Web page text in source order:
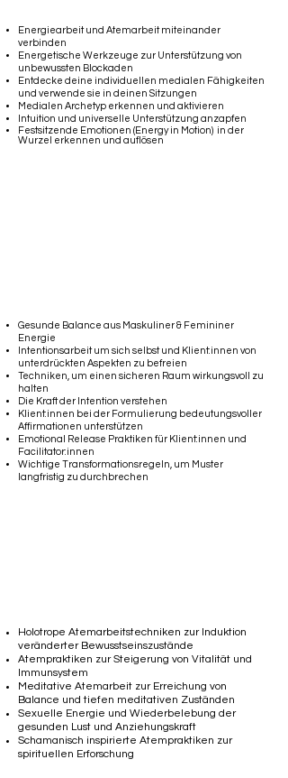
Energiearbeit und Atemarbeit miteinander
verbinden
Energetische Werkzeuge zur Unterstützung von
unbewussten Blockaden
Entdecke deine individuellen medialen Fähigkeiten
und verwende sie in deinen Sitzungen
Medialen Archetyp erkennen und aktivieren
Intuition und universelle Unterstützung anzapfen
Festsitzende Emotionen (Energy in Motion) in der
Wurzel erkennen und auflösen
Gesunde Balance aus Maskuliner & Femininer
Energie
Intentionsarbeit um sich selbst und Klient:innen von
unterdrückten Aspekten zu befreien
Techniken, um einen sicheren Raum wirkungsvoll zu
halten
Die Kraft der Intention verstehen
Klient:innen bei der Formulierung bedeutungsvoller
Affirmationen unterstützen
Emotional Release Praktiken für Klient:innen und
Facilitator:innen
Wichtige Transformationsregeln, um Muster
langfristig zu durchbrechen
Holotrope Atemarbeitstechniken zur Induktion
veränderter Bewusstseinszustände
Atempraktiken zur Steigerung von Vitalität und
Immunsystem
Meditative Atemarbeit zur Erreichung von
Balance und tiefen meditativen Zuständen
Sexuelle Energie und Wiederbelebung der
gesunden Lust und Anziehungskraft
Schamanisch inspirierte Atempraktiken zur
spirituellen Erforschung